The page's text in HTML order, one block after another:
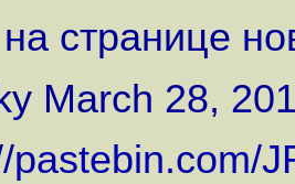
странице
March 28,
pastebin.com/